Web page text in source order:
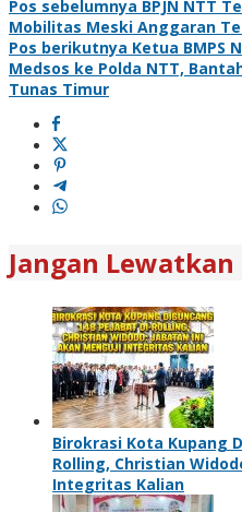
Navigasi
pos
Pos sebelumnya BPJN NTT
Mobilitas Meski Anggaran
Pos berikutnya Ketua BMPS
Medsos ke Polda NTT,
Tunas Timur
Jangan Lewatkan
Birokrasi Kota Kupang
Rolling, Christian
Integritas Kalian